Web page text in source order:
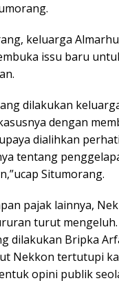
keluarga
issu baru
dilakukan
dengan
dialihkan
tentang
Situmorang.
pajak lainnya,
turut mengeluh.
dilakukan Bripka
Nekkon tertutupi
opini publik